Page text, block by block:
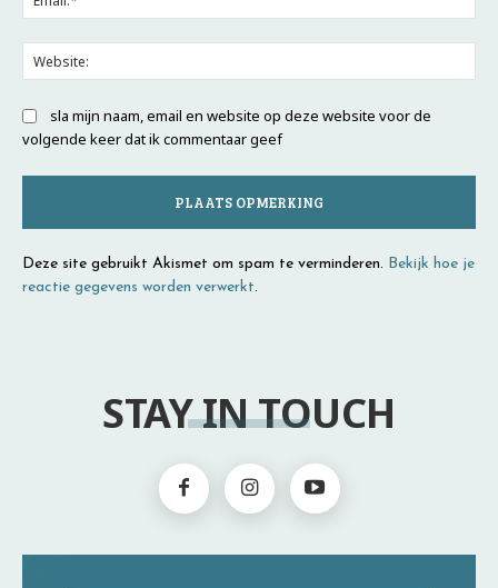
sla mijn naam, email en website op deze website voor de
volgende keer dat ik commentaar geef
Deze site gebruikt Akismet om spam te verminderen. Bekijk hoe je
reactie gegevens worden verwerkt.
STAY IN TOUCH